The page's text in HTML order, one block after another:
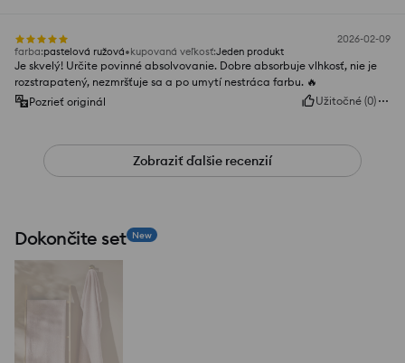
2026-02-09
farba:pastelová ružová kupovaná veľkosť:Jeden produkt
Je skvelý! Určite povinné absolvovanie. Dobre absorbuje vlhkosť, nie je
rozstrapatený, nezmršťuje sa a po umytí nestráca farbu. 🔥
Pozrieť originál
Užitočné (0)
Zobraziť ďalšie recenzií
Dokončite set New